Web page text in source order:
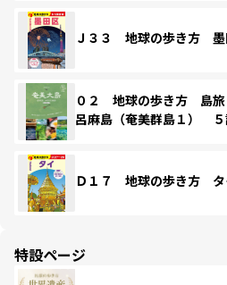
Ｊ３３ 地球の歩き方 墨
０２ 地球の歩き方 島
呂麻島（奄美群島１） ５
Ｄ１７ 地球の歩き方
特設ページ